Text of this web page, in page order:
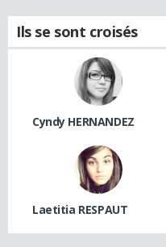
Ils se sont croisés
Cyndy HERNANDEZ
Laetitia RESPAUT